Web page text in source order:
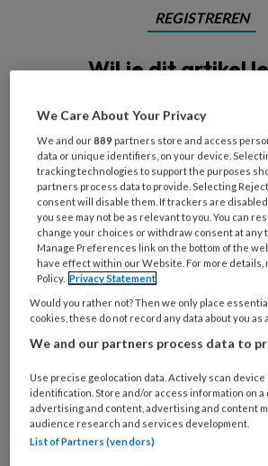
REGISTREREN
Wil je dit artikel
artikelen gratis per
Al een account of
Wat
is
je
e-
mailadres?
* *
Kies
je
wachtwoord* *
Kies
je
functie *
Bij
We Care About Your Privacy
We and our889 partners store and access
data or unique identifiers, on your device.
tracking technologies to support the purposes
partners process data to provide. Selecting
consent will disable them. If trackers are
you see may not be as relevant to you. You can
change your choices or withdraw consent at any
Manage Preferences link on the bottom of the
have effect within our Website. For more details,
Policy. Privacy Statement
Would you rather not? Then we only place
cookies, these do not record any data about you as
We and our partners process data to
Use precise geolocation data. Actively scan
identification. Store and/or access information on
advertising and content, advertising and content
audience research and services development.
List of Partners (vendors)